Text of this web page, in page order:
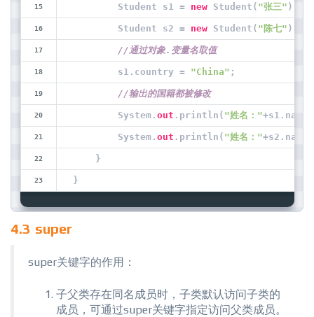
        Student s1 =
new Student( "张三" );
        Student s2 =
new Student( "陈七" );’
//通过对象.变量名取值
        s1.country =
"China" ;
//输出的国籍都被修改
        System.
out .println( "姓名："+s1.name+
        System.
out .println( "姓名："+s2.name+
    }
}
4.3 super
super关键字的作用：
子父类存在同名成员时，子类默认访问子类的
成员，可通过super关键字指定访问父类成员。